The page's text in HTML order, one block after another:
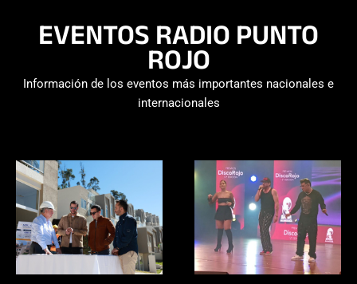
EVENTOS RADIO PUNTO
ROJO
Información de los eventos más importantes nacionales e
internacionales